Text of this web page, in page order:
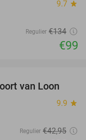
9.7 star
Regulier €134
€99
31%
van Loon
9.9 star
Regulier €42,95